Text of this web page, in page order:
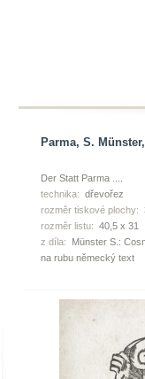
Parma, S.
Der Statt Parma ....
technika: dřevořez
rozměr tiskové plochy:
rozměr listu: 40,5 x 31
z díla:
Münster S.:
na rubu německý text